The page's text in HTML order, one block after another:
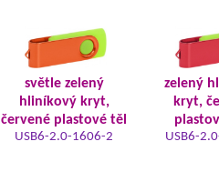
světle zelený
hliníkový kryt,
červené plastové těl
USB6-2.0-1606-2
zelený
kryt,
USB6-